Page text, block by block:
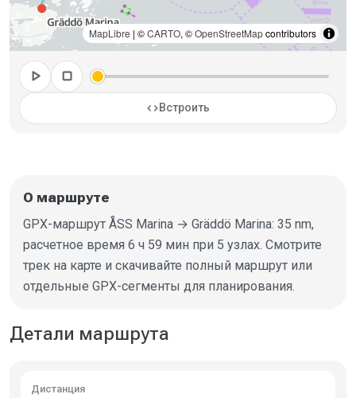
MapLibre | ©CARTO, ©OpenStreetMapcontributors
play_arrow stop
codeВстроить
О маршруте
GPX-маршрут ÅSS Marina → Gräddö Marina: 35 nm,
расчетное время 6 ч 59 мин при 5 узлах. Смотрите
трек на карте и скачивайте полный маршрут или
отдельные GPX-сегменты для планирования.
Детали маршрута
Дистанция